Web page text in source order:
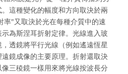
這種變化的幅度和方向取決於兩
"又取決於光在每種介質中的速
為斯涅耳折射定律。光線進入玻
透鏡將平行光線（例如遙遠恆星
鏡成像的主要原理。折射還取決
三稜鏡一樣用來將光線按波長分